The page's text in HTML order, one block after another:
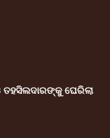
ଘେରିଲା